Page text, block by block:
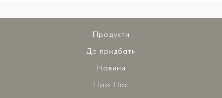
Продукти
Де придбати
Новини
Про Нас